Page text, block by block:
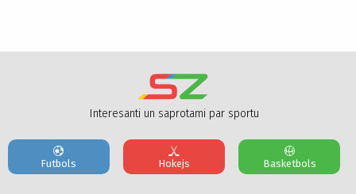
Interesanti un saprotami par sportu
Futbols Hokejs Basketbols